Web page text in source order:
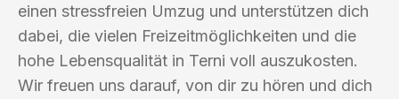
einen stressfreien Umzug und unterstützen dich
dabei, die vielen Freizeitmöglichkeiten und die
hohe Lebensqualität in Terni voll auszukosten.
Wir freuen uns darauf, von dir zu hören und dich